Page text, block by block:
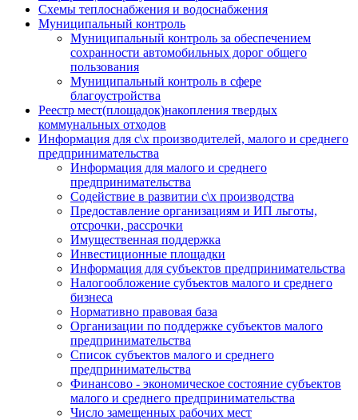
Схемы теплоснабжения и водоснабжения
Муниципальный контроль
Муниципальный контроль за обеспечением
сохранности автомобильных дорог общего
пользования
Муниципальный контроль в сфере
благоустройства
Реестр мест(площадок)накопления твердых
коммунальных отходов
Информация для с\х производителей, малого и среднего
предпринимательства
Информация для малого и среднего
предпринимательства
Содействие в развитии с\х производства
Предоставление организациям и ИП льготы,
отсрочки, рассрочки
Имущественная поддержка
Инвестиционные площадки
Информация для субъектов предпринимательства
Налогообложение субъектов малого и среднего
бизнеса
Нормативно правовая база
Организации по поддержке субъектов малого
предпринимательства
Список субъектов малого и среднего
предпринимательства
Финансово - экономическое состояние субъектов
малого и среднего предпринимательства
Число замещенных рабочих мест